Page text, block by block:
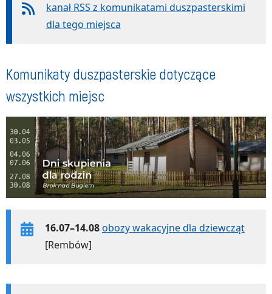
kanał RSS z komunikatami duszpasterskimi
dla tego miejsca
Komunikaty duszpasterskie dotyczące
wszystkich miejsc
16.07–14.08obozy wakacyjne dla dziewcząt
[Rembów]